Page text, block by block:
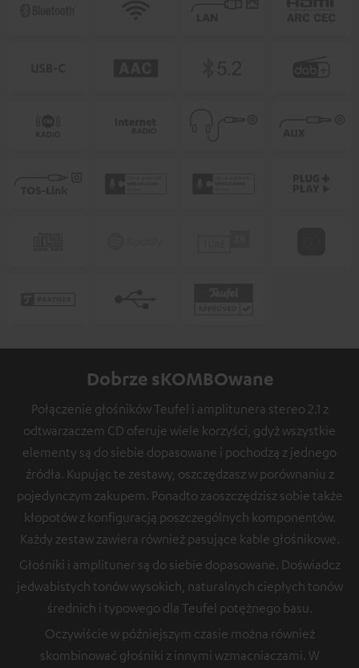
Dobrze sKOMBOwane
Połączenie głośników Teufel i amplitunera stereo 2.1 z
odtwarzaczem CD oferuje wiele korzyści, gdyż wszystkie
elementy są do siebie dopasowane i pochodzą z jednego
źródła. Kupując te zestawy, oszczędzasz w porównaniu z
pojedynczym zakupem. Ponadto zaoszczędzisz sobie także
kłopotów z konfiguracją poszczególnych komponentów.
Każdy zestaw zawiera również pasujące kable głośnikowe.
Głośniki i amplituner są do siebie dopasowane. Doświadcz
jedwabistych tonów wysokich, naturalnych ciepłych tonów
średnich i typowego dla Teufel potężnego basu.
Oczywiście w późniejszym czasie można również
skombinować głośniki z innymi wzmacniaczami. W